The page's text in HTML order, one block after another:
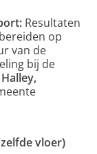
Resultaten
op
van de
bij de
vloer)